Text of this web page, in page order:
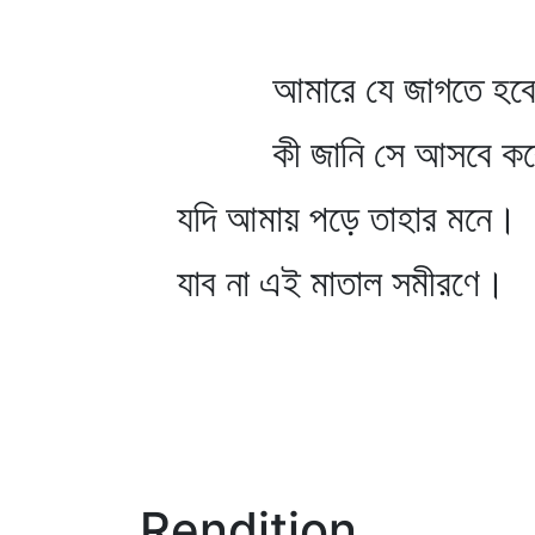
আমারে যে জাগতে
কী জানি সে আসবে
যদি আমায় পড়ে তাহার মনে।
যাব না এই মাতাল সমীরণে।